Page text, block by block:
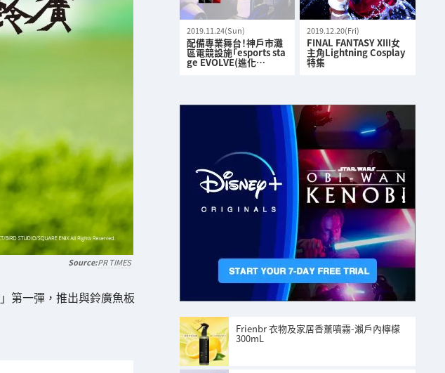
PR TIMES
」第一彈，推出與鈴廣魚板
2019.11.24(Sun)
配備專業舞台！神戶市灘
區電競設施「esports sta
ge EVOLVE(進化…
2019.12.20(Fri)
FINAL FANTASY XIII女
主角Lightning Cosplay
特集
Frienbr 衣物及家居香薰噴霧-瀨戶內檸檬
300mL